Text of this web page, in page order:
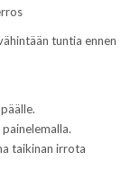
tuntia ennen
taikinan irrota